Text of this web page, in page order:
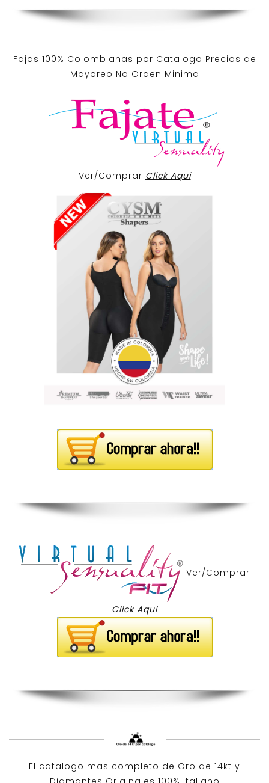
Fajas 100% Colombianas por Catalogo Precios de
Mayoreo No Orden Minima
Ver/Comprar Click Aqui
Ver/Comprar
Click Aqui
El catalogo mas completo de Oro de 14kt y